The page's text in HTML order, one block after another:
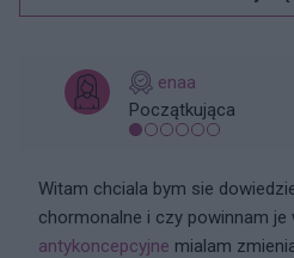
enaa
Początkująca
Witam chciala bym sie
chormonalne i czy powinnam je
antykoncepcyjne mialam